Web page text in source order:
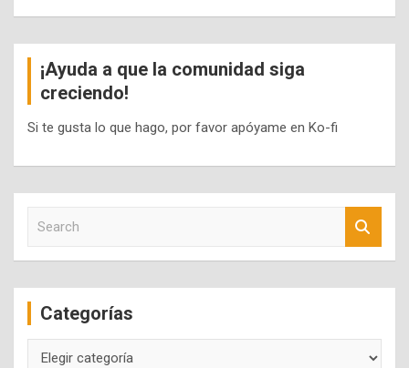
¡Ayuda a que la comunidad siga
creciendo!
Si te gusta lo que hago, por favor apóyame en Ko-fi
c
Categorías